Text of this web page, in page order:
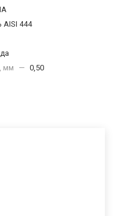
444
да
мм
— 0,50